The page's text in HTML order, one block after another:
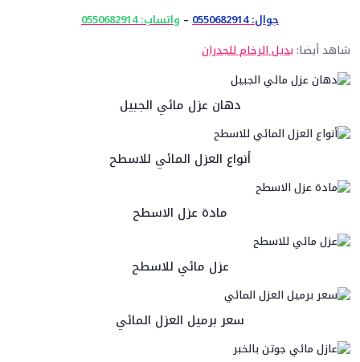
جوال: 0550682914
– واتساب: 0550682914
شاهد أيضا:بديل الرخام للجدران
دهان عزل مائي الجبيل
أنواع العزل المائي للاسطح
مادة عزل الاسطح
عزل مائي للاسطح
سعر برميل العزل المائي